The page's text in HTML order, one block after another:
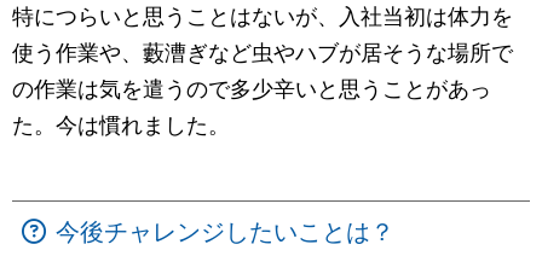
特につらいと思うことはないが、入社当初は体力を
使う作業や、藪漕ぎなど虫やハブが居そうな場所で
の作業は気を遣うので多少辛いと思うことがあっ
た。今は慣れました。
今後チャレンジしたいことは？